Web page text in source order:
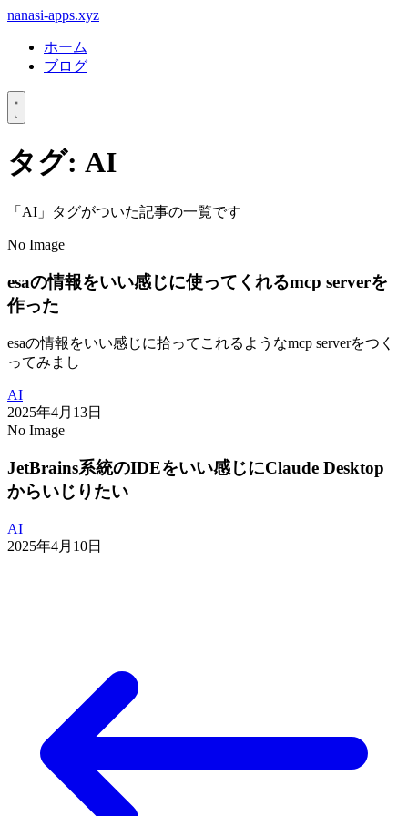
nanasi-apps.xyz
ホーム
ブログ
タグ: AI
「AI」タグがついた記事の一覧です
No Image
esaの情報をいい感じに使ってくれるmcp serverを
作った
esaの情報をいい感じに拾ってこれるようなmcp serverをつく
ってみまし
AI
2025年4月13日
No Image
JetBrains系統のIDEをいい感じにClaude Desktop
からいじりたい
AI
2025年4月10日